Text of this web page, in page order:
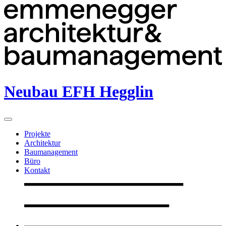
Neubau EFH Hegglin
Projekte
Architektur
Baumanagement
Büro
Kontakt